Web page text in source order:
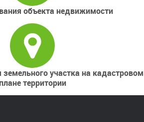
объекта недвижимости
участка на кадастровом
территории